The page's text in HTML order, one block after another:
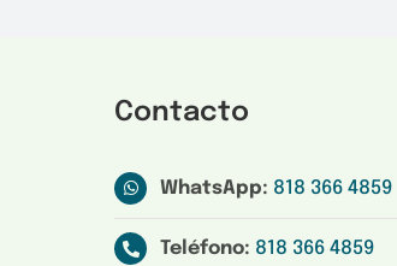
Contacto
WhatsApp: 818 366 4859
Teléfono: 818 366 4859